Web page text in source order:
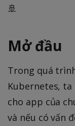
🚢
Mở đầu
Trong quá
Kubernetes,
cho app của
và nếu có vấn